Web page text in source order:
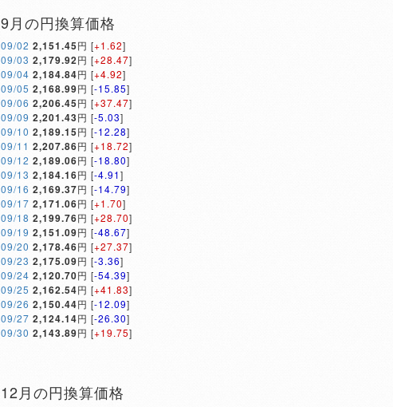
9月の円換算価格
09/02 2,151.45円 [+1.62]
09/03 2,179.92円 [+28.47]
09/04 2,184.84円 [+4.92]
09/05 2,168.99円 [-15.85]
09/06 2,206.45円 [+37.47]
09/09 2,201.43円 [-5.03]
09/10 2,189.15円 [-12.28]
09/11 2,207.86円 [+18.72]
09/12 2,189.06円 [-18.80]
09/13 2,184.16円 [-4.91]
09/16 2,169.37円 [-14.79]
09/17 2,171.06円 [+1.70]
09/18 2,199.76円 [+28.70]
09/19 2,151.09円 [-48.67]
09/20 2,178.46円 [+27.37]
09/23 2,175.09円 [-3.36]
09/24 2,120.70円 [-54.39]
09/25 2,162.54円 [+41.83]
09/26 2,150.44円 [-12.09]
09/27 2,124.14円 [-26.30]
09/30 2,143.89円 [+19.75]
12月の円換算価格